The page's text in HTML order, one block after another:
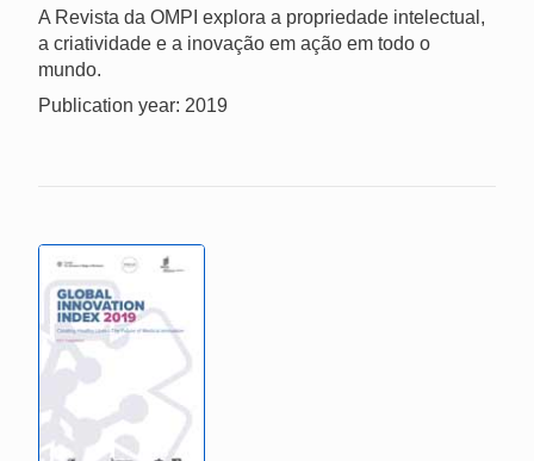
A Revista da OMPI explora a propriedade intelectual,
a criatividade e a inovação em ação em todo o
mundo.
Publication year: 2019